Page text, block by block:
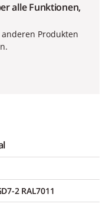
alle Funktionen,
Produkten
2 RAL7011